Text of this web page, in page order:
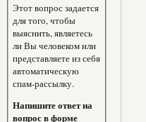
Этот вопрос задается
для того, чтобы
выяснить, являетесь
ли Вы человеком или
представляете из себя
автоматическую
спам-рассылку.
Напишите ответ на
вопрос в форме